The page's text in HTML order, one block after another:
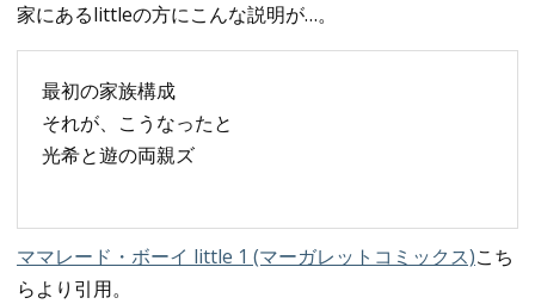
家にあるlittleの方にこんな説明が…。
最初の家族構成
それが、こうなったと
光希と遊の両親ズ
ママレード・ボーイ little 1 (マーガレットコミックス)こち
らより引用。